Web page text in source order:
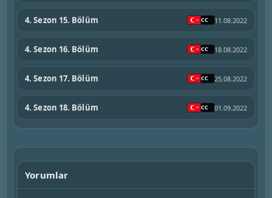
4. Sezon 15. Bölüm 11.08.2022
4. Sezon 16. Bölüm 18.08.2022
4. Sezon 17. Bölüm 25.08.2022
4. Sezon 18. Bölüm 01.09.2022
Yorumlar